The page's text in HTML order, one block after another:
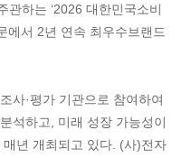
관하는 ‘2026 대한민국소비
에서 2년 연속 최우수브랜드
사·평가 기관으로 참여하여
석하고, 미래 성장 가능성이
년 개최되고 있다. (사)전자